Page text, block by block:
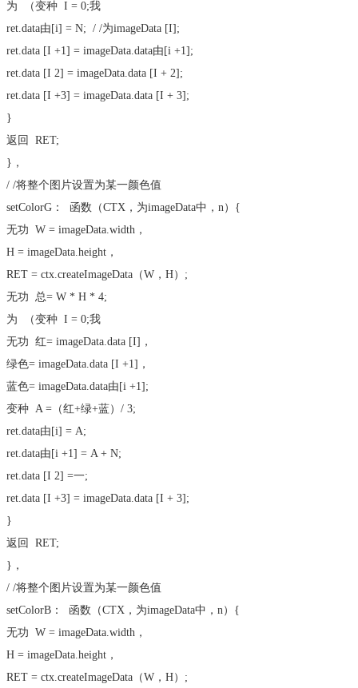
为 （变种 I = 0;我
ret.data由[i] = N; / /为imageData [I];
ret.data [I +1] = imageData.data由[i +1];
ret.data [I 2] = imageData.data [I + 2];
ret.data [I +3] = imageData.data [I + 3];
}
返回
RET;
}，
/ /将整个图片设置为某一颜色值
setColorG： 函数 （CTX，为imageData中，n）{
无功 W = imageData.width，
H = imageData.height，
RET = ctx.createImageData（W，H）;
无功 总= W * H * 4;
为 （变种 I = 0;我
无功 红= imageData.data [I]，
绿色= imageData.data [I +1]，
蓝色= imageData.data由[i +1];
变种 A =（红+绿+蓝）/ 3;
ret.data由[i] = A;
ret.data由[i +1] = A + N;
ret.data [I 2] =一;
ret.data [I +3] = imageData.data [I + 3];
}
返回
RET;
}，
/ /将整个图片设置为某一颜色值
setColorB： 函数 （CTX，为imageData中，n）{
无功 W = imageData.width，
H = imageData.height，
RET = ctx.createImageData（W，H）;